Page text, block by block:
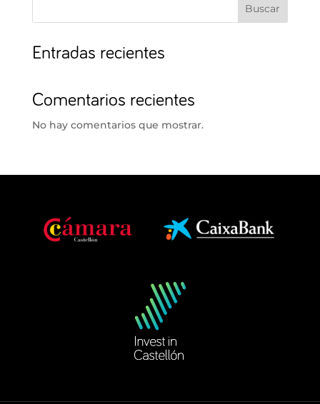
Buscar
Entradas recientes
Comentarios recientes
No hay comentarios que mostrar.